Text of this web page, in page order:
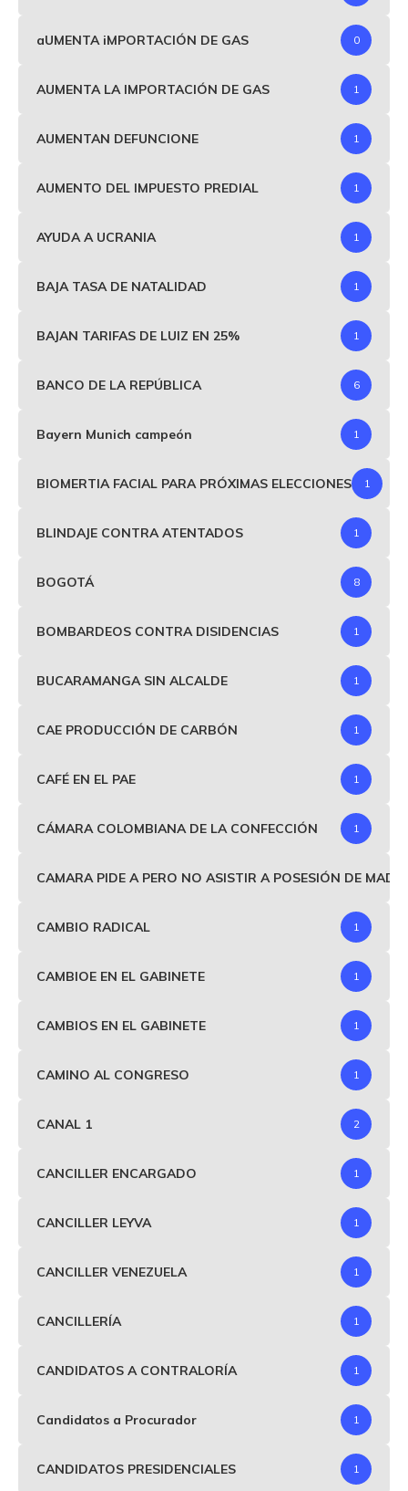
aUMENTA iMPORTACIÓN DE GAS 0
AUMENTA LA IMPORTACIÓN DE GAS 1
AUMENTAN DEFUNCIONE 1
AUMENTO DEL IMPUESTO PREDIAL 1
AYUDA A UCRANIA 1
BAJA TASA DE NATALIDAD 1
BAJAN TARIFAS DE LUIZ EN 25% 1
BANCO DE LA REPÚBLICA 6
Bayern Munich campeón 1
BIOMERTIA FACIAL PARA PRÓXIMAS ELECCIONES 1
BLINDAJE CONTRA ATENTADOS 1
BOGOTÁ 8
BOMBARDEOS CONTRA DISIDENCIAS 1
BUCARAMANGA SIN ALCALDE 1
CAE PRODUCCIÓN DE CARBÓN 1
CAFÉ EN EL PAE 1
CÁMARA COLOMBIANA DE LA CONFECCIÓN 1
CAMARA PIDE A PERO NO ASISTIR A POSESIÓN DE
CAMBIO RADICAL 1
CAMBIOE EN EL GABINETE 1
CAMBIOS EN EL GABINETE 1
CAMINO AL CONGRESO 1
CANAL 1 2
CANCILLER ENCARGADO 1
CANCILLER LEYVA 1
CANCILLER VENEZUELA 1
CANCILLERÍA 1
CANDIDATOS A CONTRALORÍA 1
Candidatos a Procurador 1
CANDIDATOS PRESIDENCIALES 1